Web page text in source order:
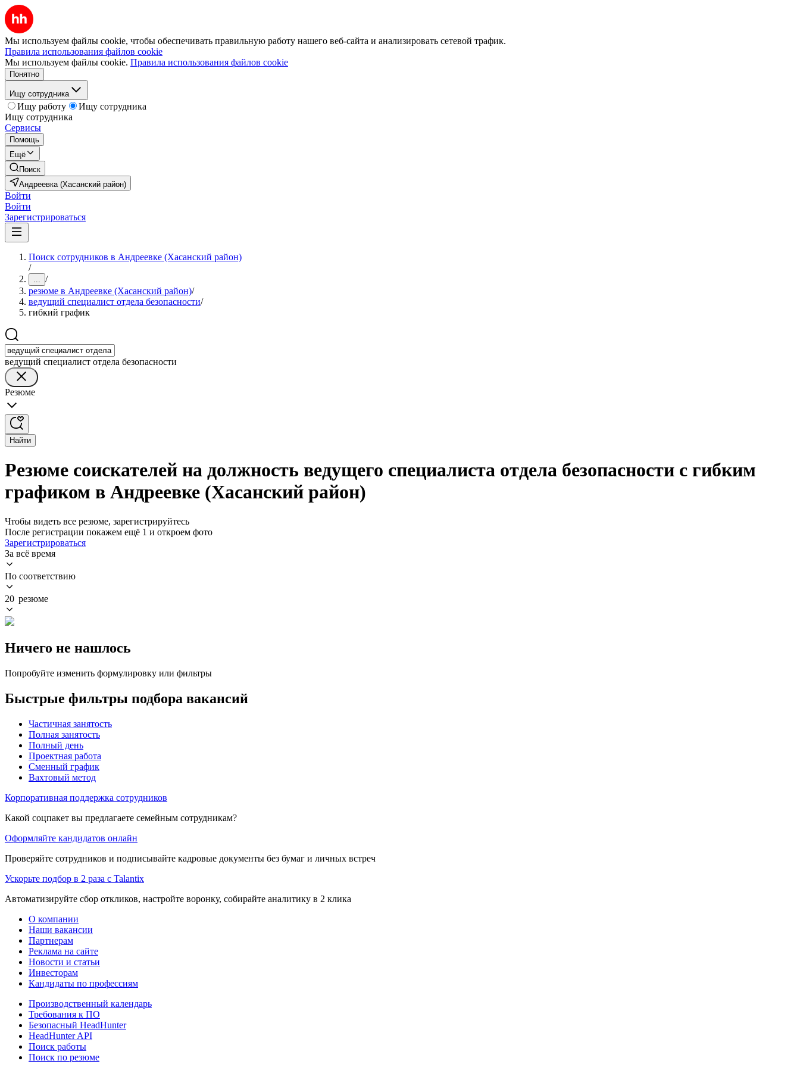
Мы используем файлы cookie, чтобы обеспечивать правильную работу нашего веб-сайта и анализировать сетевой трафик.
Правила использования файлов cookie
Мы используем файлы cookie. Правила использования файлов cookie
Понятно
Ищу сотрудника
Ищу работу
Ищу сотрудника
Ищу сотрудника
Сервисы
Помощь
Ещё
Поиск
Андреевка (Хасанский район)
Войти
Войти
Зарегистрироваться
Поиск сотрудников в Андреевке (Хасанский район)
/
... /
резюме в Андреевке (Хасанский район)/
ведущий специалист отдела безопасности/
гибкий график
ведущий специалист отдела безопасности
Резюме
Найти
Резюме соискателей на должность ведущего специалиста отдела безопасности с гибким
графиком в Андреевке (Хасанский район)
Чтобы видеть все резюме, зарегистрируйтесь
После регистрации покажем ещё 1 и откроем фото
Зарегистрироваться
За всё время
По соответствию
20 резюме
Ничего не нашлось
Попробуйте изменить формулировку или фильтры
Быстрые фильтры подбора вакансий
Частичная занятость
Полная занятость
Полный день
Проектная работа
Сменный график
Вахтовый метод
Корпоративная поддержка сотрудников
Какой соцпакет вы предлагаете семейным сотрудникам?
Оформляйте кандидатов онлайн
Проверяйте сотрудников и подписывайте кадровые документы без бумаг и личных встреч
Ускорьте подбор в 2 раза с Talantix
Автоматизируйте сбор откликов, настройте воронку, собирайте аналитику в 2 клика
О компании
Наши вакансии
Партнерам
Реклама на сайте
Новости и статьи
Инвесторам
Кандидаты по профессиям
Производственный календарь
Требования к ПО
Безопасный HeadHunter
HeadHunter API
Поиск работы
Поиск по резюме